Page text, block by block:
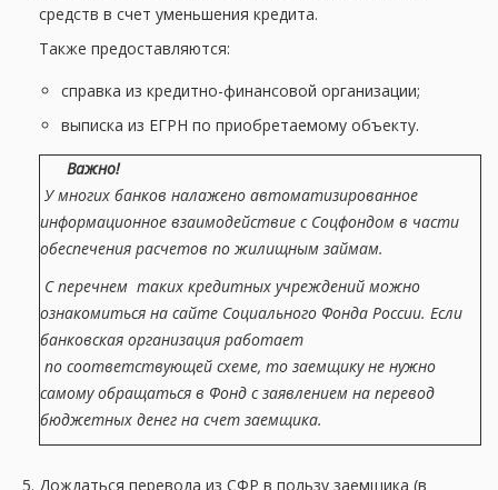
средств в счет уменьшения кредита.
Также предоставляются:
справка из кредитно-финансовой организации;
выписка из ЕГРН по приобретаемому объекту.
Важно!
У многих банков налажено автоматизированное
информационное взаимодействие с Соцфондом в части
обеспечения расчетов по жилищным займам.
С перечнем таких кредитных учреждений можно
ознакомиться на сайте Социального Фонда России. Если
банковская организация работает
по соответствующей схеме, то заемщику не нужно
самому обращаться в Фонд с заявлением на перевод
бюджетных денег на счет заемщика.
Дождаться перевода из СФР в пользу заемщика (в